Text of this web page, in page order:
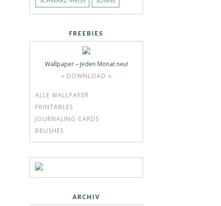
FREEBIES
Wallpaper – Jeden Monat neu!
» DOWNLOAD «
ALLE WALLPAPER
PRINTABLES
JOURNALING CARDS
BRUSHES
ARCHIV